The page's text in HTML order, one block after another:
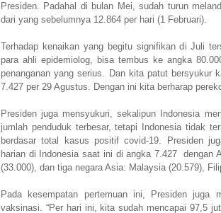
Presiden. Padahal di bulan Mei, sudah turun
dari yang sebelumnya 12.864 per hari (1 Februari).
Terhadap kenaikan yang begitu signifikan di Juli
para ahli epidemiolog, bisa tembus ke angka
penanganan yang serius. Dan kita patut bersyukur
7.427 per 29 Agustus. Dengan ini kita berharap
Presiden juga mensyukuri, sekalipun Indonesia
jumlah penduduk terbesar, tetapi Indonesia tidak
berdasar total kasus positif covid-19. Presiden
harian di Indonesia saat ini di angka 7.427 dengan
(33.000), dan tiga negara Asia: Malaysia (20.579),
Pada kesempatan pertemuan ini, Presiden juga
vaksinasi. “Per hari ini, kita sudah mencapai 97,5